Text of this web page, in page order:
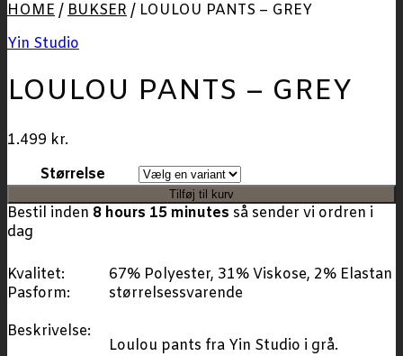
HOME / BUKSER / LOULOU PANTS – GREY
Yin Studio
LOULOU PANTS – GREY
1.499 kr.
Størrelse
Tilføj til kurv
Bestil inden 8 hours 15 minutes så sender vi ordren i
dag
Kvalitet:
Pasform:
Beskrivelse:
67% Polyester, 31% Viskose, 2% Elastan
størrelsessvarende
Loulou pants fra Yin Studio i grå.